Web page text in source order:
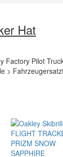
Hat
Factory Pilot
>